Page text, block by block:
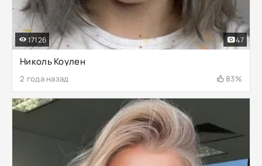
Николь Коулен
2 года назад 83%
17126 47